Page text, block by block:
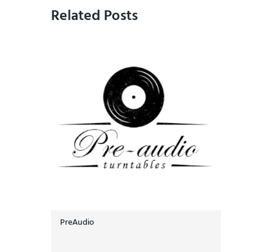
Related Posts
PreAudio